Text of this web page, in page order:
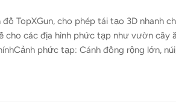
TopXGun, cho phép tái tạo 3D nhanh
cho các địa hình phức tạp như vườn cây
phức tạp: Cánh đồng rộng lớn,
Lập bản đồ nhanh chóng và lập kế
người lái có thể chụp ảnh vườn cây ăn